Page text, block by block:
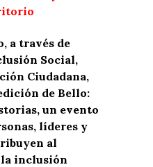
a través de
Social,
Ciudadana,
de Bello:
un evento
líderes y
al
inclusión